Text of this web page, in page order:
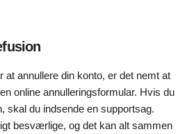
at annullere din konto, er det nemt at
online annulleringsformular. Hvis du
skal du indsende en supportsag.
besværlige, og det kan alt sammen